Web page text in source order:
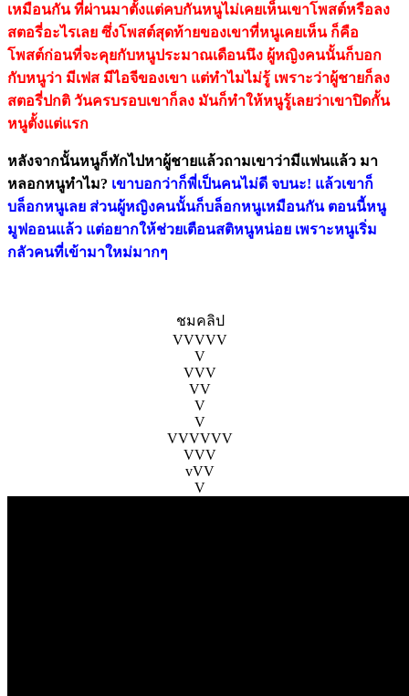
เหมือนกัน ที่ผ่านมาตั้งแต่คบกันหนูไม่เคยเห็นเขาโพสต์หรือลง
สตอรี่อะไรเลย ซึ่งโพสต์สุดท้ายของเขาที่หนูเคยเห็น ก็คือ
โพสต์ก่อนที่จะคุยกับหนูประมาณเดือนนึง ผู้หญิงคนนั้นก็บอก
กับหนูว่า มีเฟส มีไอจีของเขา แต่ทำไมไม่รู้ เพราะว่าผู้ชายก็ลง
สตอรี่ปกติ วันครบรอบเขาก็ลง มันก็ทำให้หนูรู้เลยว่าเขาปิดกั้น
หนูตั้งแต่แรก
หลังจากนั้นหนูก็ทักไปหาผู้ชายแล้วถามเขาว่ามีแฟนแล้ว มา
หลอกหนูทำไม? เขาบอกว่าก็พี่เป็นคนไม่ดี จบนะ! แล้วเขาก็
บล็อกหนูเลย ส่วนผู้หญิงคนนั้นก็บล็อกหนูเหมือนกัน ตอนนี้หนู
มูฟออนแล้ว แต่อยากให้ช่วยเตือนสติหนูหน่อย เพราะหนูเริ่ม
กลัวคนที่เข้ามาใหม่มากๆ
ชมคลิป
VVVVV
V
VVV
VV
V
V
VVVVVV
VVV
vVV
V